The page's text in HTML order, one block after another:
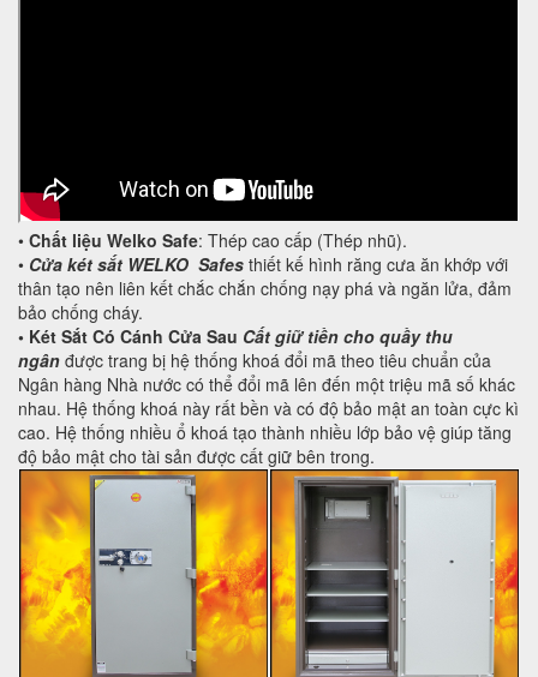
• Chất liệu Welko Safe: Thép cao cấp (Thép nhũ).
• Cửa két sắt WELKO Safes thiết kế hình răng cưa ăn khớp với
thân tạo nên liên kết chắc chắn chống nạy phá và ngăn lửa, đảm
bảo chống cháy.
• Két Sắt Có Cánh Cửa Sau Cất giữ tiền cho quầy thu
ngân được trang bị hệ thống khoá đổi mã theo tiêu chuẩn của
Ngân hàng Nhà nước có thể đổi mã lên đến một triệu mã số khác
nhau. Hệ thống khoá này rất bền và có độ bảo mật an toàn cực kì
cao. Hệ thống nhiều ổ khoá tạo thành nhiều lớp bảo vệ giúp tăng
độ bảo mật cho tài sản được cất giữ bên trong.